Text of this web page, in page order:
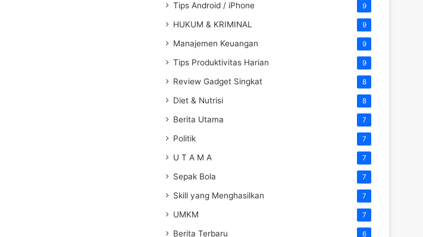
Tips Android / iPhone 9
HUKUM & KRIMINAL 9
Manajemen Keuangan 9
Tips Produktivitas Harian 9
Review Gadget Singkat 8
Diet & Nutrisi 8
Berita Utama 7
Politik 7
U T A M A 7
Sepak Bola 7
Skill yang Menghasilkan 7
UMKM 7
Berita Terbaru 6